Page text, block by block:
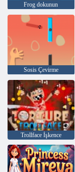
Frog dokunun
Sosis Çevirme
Trollface İşkence